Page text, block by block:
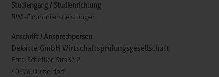
BWL-Finanzdienstleistungen
Deloitte GmbH Wirtschaftsprüfungsgesellschaft
Erna-Scheffler-Straße 2
40476 Düsseldorf